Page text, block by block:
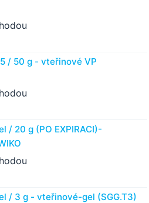
/ 50 g - vteřinové VP
/ 20 g (PO EXPIRACI)-
/ 3 g - vteřinové-gel (SGG.T3)